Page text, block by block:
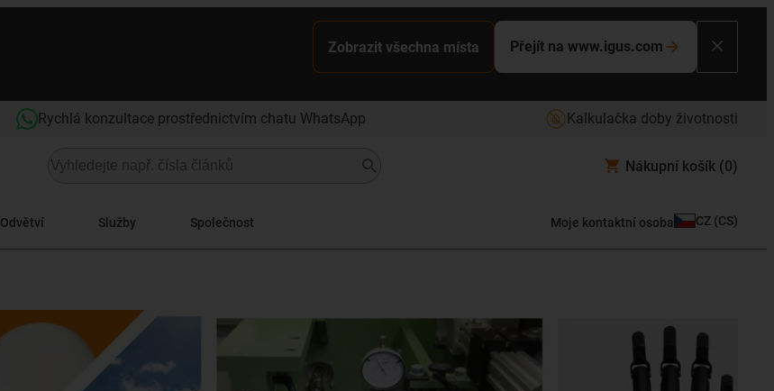
Zobrazit všechna místa Přejít na www.igus.com
Rychlá konzultace prostřednictvím chatu WhatsApp Kalkulačka doby životnosti
Nákupní košík (0)
Odvětví Služby Společnost Moje kontaktní osoba CZ (CS)